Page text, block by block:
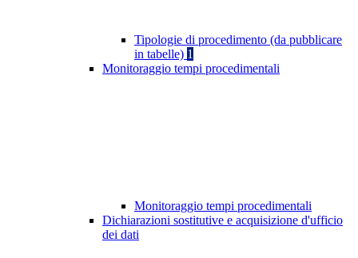
Tipologie di procedimento (da pubblicare
in tabelle) 1
Monitoraggio tempi procedimentali
Monitoraggio tempi procedimentali
Dichiarazioni sostitutive e acquisizione d'ufficio
dei dati